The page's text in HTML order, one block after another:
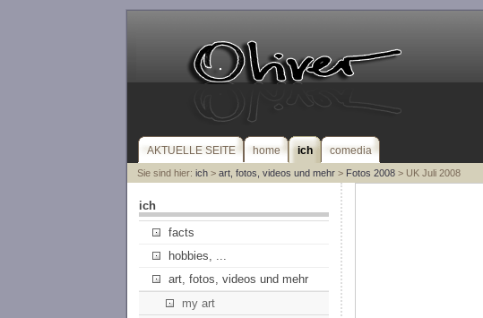
AKTUELLE SEITE home ich comedia
Sie sind hier: ich> art, fotos, videos und mehr> Fotos 2008> UK Juli 2008
ich
facts
hobbies, ...
art, fotos, videos und mehr
my art